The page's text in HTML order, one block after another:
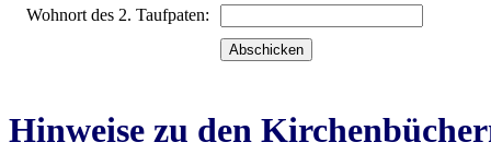
Wohnort des 2. Taufpaten:
Hinweise zu den